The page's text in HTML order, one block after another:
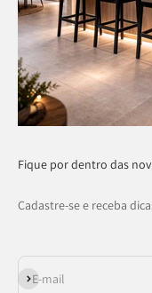
Fique por dentro das
Cadastre-se e receba
E-mail
Assinar